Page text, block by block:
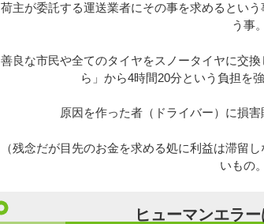
荷主が委託する運送業者にその事を求めるとい
う事。
善良な市民や全てのタイヤをスノータイヤに交
ら」から4時間20分という負担を
原因を作った者（ドライバー）に損
（残念だが目先のお金を求める処に利益は滞留
いもの。
ヒューマンエラ